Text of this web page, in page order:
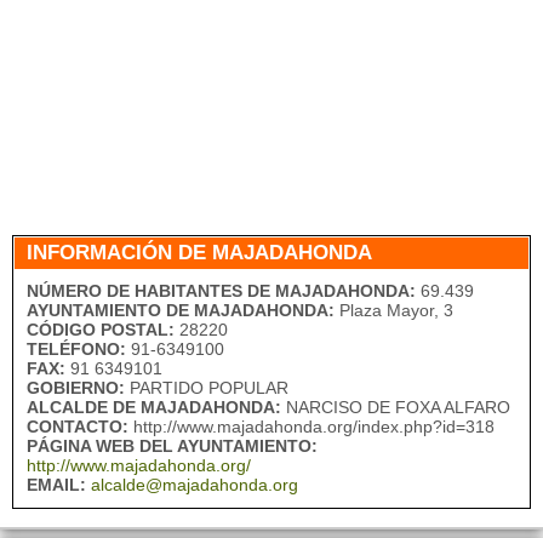
INFORMACIÓN DE MAJADAHONDA
NÚMERO DE HABITANTES DE MAJADAHONDA: 69.439
AYUNTAMIENTO DE MAJADAHONDA: Plaza Mayor, 3
CÓDIGO POSTAL: 28220
TELÉFONO: 91-6349100
FAX: 91 6349101
GOBIERNO: PARTIDO POPULAR
ALCALDE DE MAJADAHONDA: NARCISO DE FOXA ALFARO
CONTACTO: http://www.majadahonda.org/index.php?id=318
PÁGINA WEB DEL AYUNTAMIENTO:
http://www.majadahonda.org/
EMAIL: alcalde@majadahonda.org